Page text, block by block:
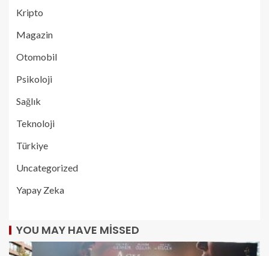
Kripto
Magazin
Otomobil
Psikoloji
Sağlık
Teknoloji
Türkiye
Uncategorized
Yapay Zeka
YOU MAY HAVE MISSED